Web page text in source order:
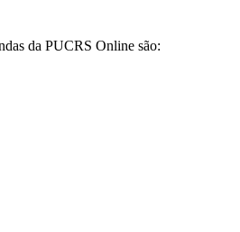
da PUCRS Online são: